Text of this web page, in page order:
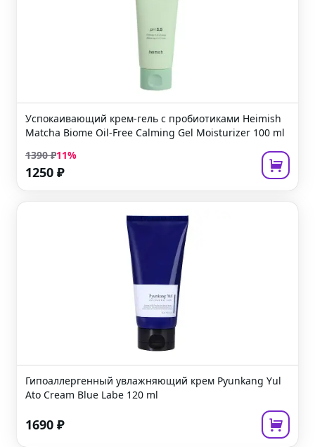
Успокаивающий крем-гель с пробиотиками Heimish
Matcha Biome Oil-Free Calming Gel Moisturizer 100 ml
1390₽11%
1250 ₽
Гипоаллергенный увлажняющий крем Pyunkang Yul
Ato Cream Blue Labe 120 ml
1690 ₽